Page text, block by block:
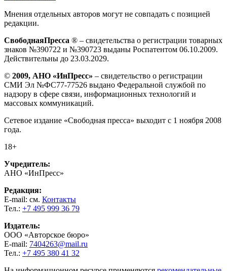
Мнения отдельных авторов могут не совпадать с позицией
редакции.
СвободнаяПресса ® – свидетельства о регистрации товарных
знаков №390722 и №390723 выданы Роспатентом 06.10.2009.
Действительны до 23.03.2029.
© 2009, АНО «ИнПресс» – свидетельство о регистрации
СМИ Эл №ФС77-77526 выдано Федеральной службой по
надзору в сфере связи, информационных технологий и
массовых коммуникаций.
Сетевое издание «Свободная пресса» выходит с 1 ноября 2008
года.
18+
Учредитель:
АНО «ИнПресс»
Редакция:
E-mail: см. Контакты
Тел.: +7 495 999 36 79
Издатель:
ООО «Авторское бюро»
E-mail: 7404263@mail.ru
Тел.: +7 495 380 41 32